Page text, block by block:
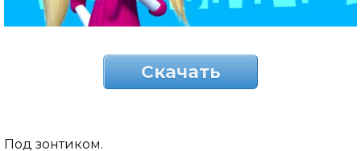
Скачать
Под зонтиком.